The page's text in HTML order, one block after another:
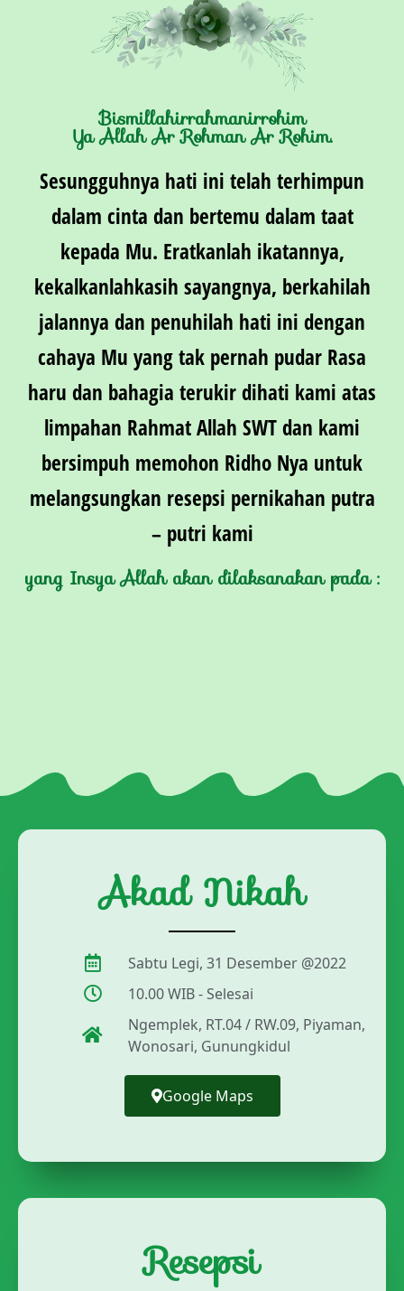
Bismillahirrahmanirrohim
Ya Allah Ar Rohman Ar Rohim.
Sesungguhnya hati ini telah terhimpun
dalam cinta dan bertemu dalam taat
kepada Mu. Eratkanlah ikatannya,
kekalkanlahkasih sayangnya, berkahilah
jalannya dan penuhilah hati ini dengan
cahaya Mu yang tak pernah pudar Rasa
haru dan bahagia terukir dihati kami atas
limpahan Rahmat Allah SWT dan kami
bersimpuh memohon Ridho Nya untuk
melangsungkan resepsi pernikahan putra
– putri kami
yang Insya Allah akan dilaksanakan pada :
Akad Nikah
Sabtu Legi, 31 Desember @2022
10.00 WIB - Selesai
Ngemplek, RT.04 / RW.09, Piyaman,
Wonosari, Gunungkidul
Google Maps
Resepsi